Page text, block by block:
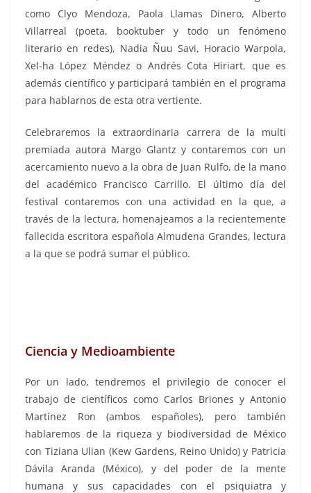
como Clyo Mendoza, Paola Llamas Dinero, Alberto
Villarreal (poeta, booktuber y todo un fenómeno
literario en redes), Nadia Ñuu Savi, Horacio Warpola,
Xel-ha López Méndez o Andrés Cota Hiriart, que es
además científico y participará también en el programa
para hablarnos de esta otra vertiente.
Celebraremos la extraordinaria carrera de la multi
premiada autora Margo Glantz y contaremos con un
acercamiento nuevo a la obra de Juan Rulfo, de la mano
del académico Francisco Carrillo. El último día del
festival contaremos con una actividad en la que, a
través de la lectura, homenajeamos a la recientemente
fallecida escritora española Almudena Grandes, lectura
a la que se podrá sumar el público.
Ciencia y Medioambiente
Por un lado, tendremos el privilegio de conocer el
trabajo de científicos como Carlos Briones y Antonio
Martínez Ron (ambos españoles), pero también
hablaremos de la riqueza y biodiversidad de México
con Tiziana Ulian (Kew Gardens, Reino Unido) y Patricia
Dávila Aranda (México), y del poder de la mente
humana y sus capacidades con el psiquiatra y